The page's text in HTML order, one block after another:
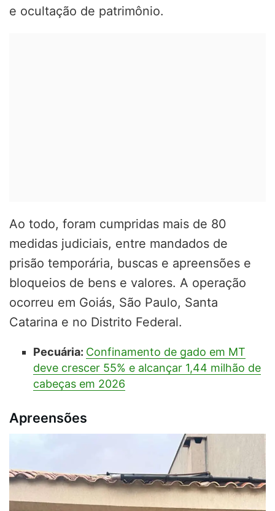
e ocultação de patrimônio.
Ao todo, foram cumpridas mais de 80
medidas judiciais, entre mandados de
prisão temporária, buscas e apreensões e
bloqueios de bens e valores. A operação
ocorreu em Goiás, São Paulo, Santa
Catarina e no Distrito Federal.
Pecuária: Confinamento de gado em MT
deve crescer 55% e alcançar 1,44 milhão de
cabeças em 2026
Apreensões